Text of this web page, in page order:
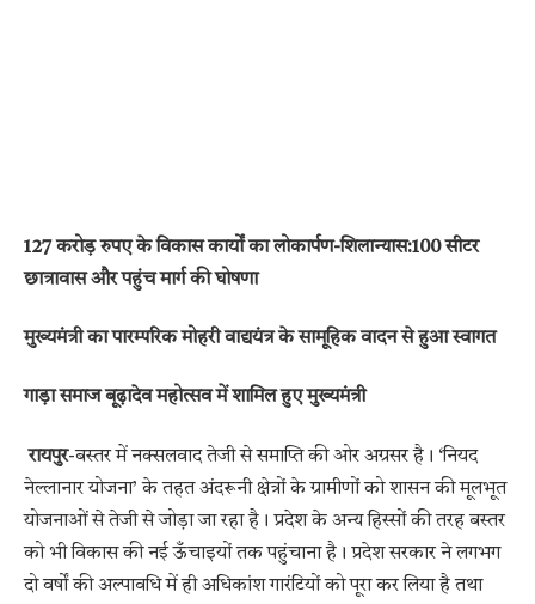
127 करोड़ रुपए के विकास कार्यों का लोकार्पण-शिलान्यास:100 सीटर
छात्रावास और पहुंच मार्ग की घोषणा
मुख्यमंत्री का पारम्परिक मोहरी वाद्ययंत्र के सामूहिक वादन से हुआ स्वागत
गाड़ा समाज बूढ़ादेव महोत्सव में शामिल हुए मुख्यमंत्री
रायपुर-बस्तर में नक्सलवाद तेजी से समाप्ति की ओर अग्रसर है। ‘नियद
नेल्लानार योजना’ के तहत अंदरूनी क्षेत्रों के ग्रामीणों को शासन की मूलभूत
योजनाओं से तेजी से जोड़ा जा रहा है। प्रदेश के अन्य हिस्सों की तरह बस्तर
को भी विकास की नई ऊँचाइयों तक पहुंचाना है। प्रदेश सरकार ने लगभग
दो वर्षों की अल्पावधि में ही अधिकांश गारंटियों को पूरा कर लिया है तथा